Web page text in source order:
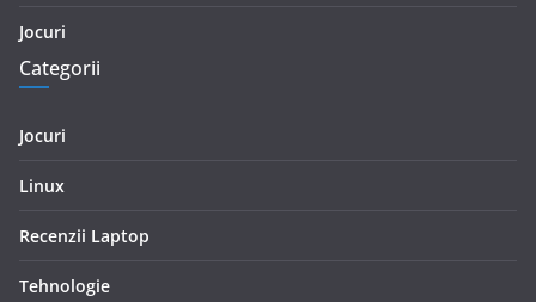
Jocuri
Categorii
Jocuri
Linux
Recenzii Laptop
Tehnologie